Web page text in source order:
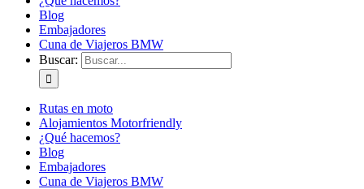
Blog
Embajadores
Cuna de Viajeros BMW
Buscar:
Rutas en moto
Alojamientos Motorfriendly
¿Qué hacemos?
Blog
Embajadores
Cuna de Viajeros BMW